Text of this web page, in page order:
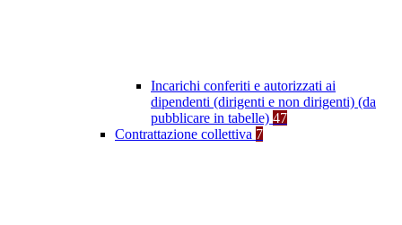
Incarichi conferiti e autorizzati ai
dipendenti (dirigenti e non dirigenti) (da
pubblicare in tabelle) 47
Contrattazione collettiva 7